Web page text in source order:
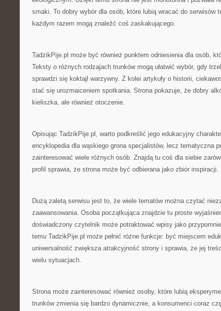
smaki. To dobry wybór dla osób, które lubią wracać do serwisów
każdym razem mogą znaleźć coś zaskakującego.
TadzikPije.pl może być również punktem odniesienia dla osób,
Teksty o różnych rodzajach trunków mogą ułatwić wybór, gdy
sprawdzi się koktajl warzywny. Z kolei artykuły o historii,
stać się urozmaiceniem spotkania. Strona pokazuje, że dobry
kieliszka, ale również otoczenie.
Opisując TadzikPije.pl, warto podkreślić jego edukacyjny
encyklopedia dla wąskiego grona specjalistów, lecz tematyczna
zainteresować wiele różnych osób. Znajdą tu coś dla siebie
profil sprawia, że strona może być odbierana jako zbiór inspiracji.
Dużą zaletą serwisu jest to, że wiele tematów można czytać
zaawansowania. Osoba początkująca znajdzie tu proste
doświadczony czytelnik może potraktować wpisy jako
temu TadzikPije.pl może pełnić różne funkcje: być miejscem
uniwersalność zwiększa atrakcyjność strony i sprawia, że jej
wielu sytuacjach.
Strona może zainteresować również osoby, które lubią
trunków zmienia się bardzo dynamicznie, a konsumenci coraz